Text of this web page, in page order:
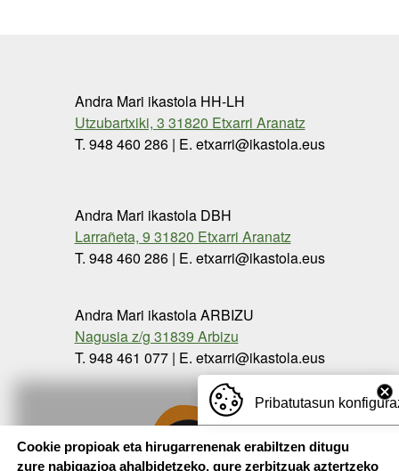
Andra Mari ikastola HH-LH
Utzubartxiki, 3 31820 Etxarri Aranatz
T. 948 460 286 | E. etxarri@ikastola.eus
Andra Mari ikastola DBH
Larrañeta, 9 31820 Etxarri Aranatz
T. 948 460 286 | E. etxarri@ikastola.eus
Andra Mari ikastola ARBIZU
Nagusia z/g 31839 Arbizu
T. 948 461 077 | E. etxarri@ikastola.eus
Pribatutasun
Cookie propioak eta hirugarrenenak erabiltzen ditugu
zure nabigazioa ahalbidetzeko, gure zerbitzuak aztertzeko